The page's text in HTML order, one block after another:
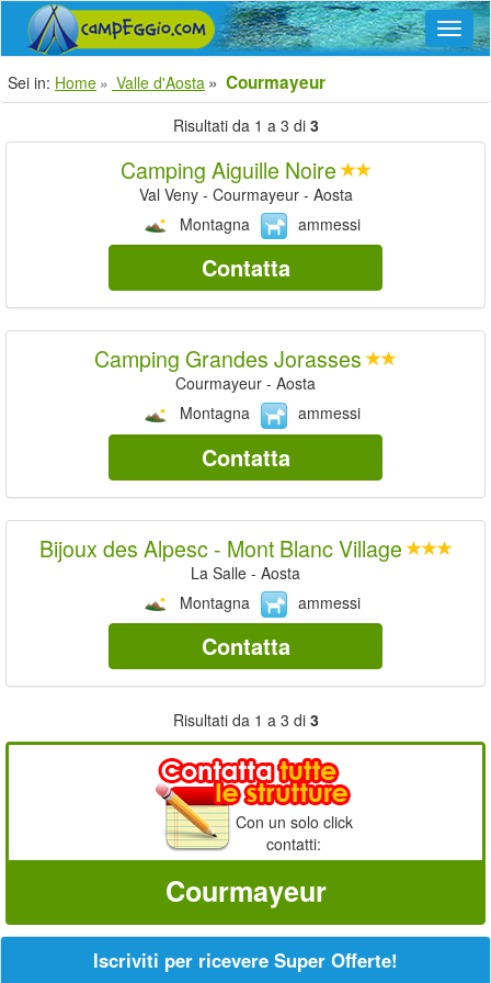
Sei in: Home Valle d'Aosta Courmayeur
Risultati da 1 a 3 di 3
Camping Aiguille Noire
Val Veny - Courmayeur - Aosta
Montagna
ammessi
Contatta
Camping Grandes Jorasses
Courmayeur - Aosta
Montagna
ammessi
Contatta
Bijoux des Alpesc - Mont Blanc Village
La Salle - Aosta
Montagna
ammessi
Contatta
Risultati da 1 a 3 di 3
Con un solo click
contatti:
Courmayeur
Iscriviti per ricevere Super Offerte!